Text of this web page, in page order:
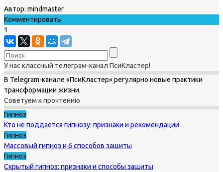
Автор: mindmaster
Комментировать
1
У нас классный телеграм-канал ПсиКластер!
В Telegram-канале «ПсиКластер» регулярно новые практики
трансформации жизни.
Советуем к прочтению
Гипноз
Кто не поддается гипнозу: признаки и рекомендации
Гипноз
Массовый гипноз и 6 способов защиты
Гипноз
Скрытый гипноз: признаки и способы защиты